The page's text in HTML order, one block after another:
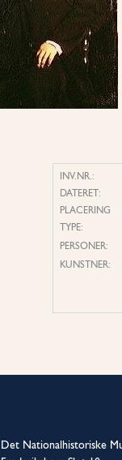
INV.NR.:
DATERET:
PLACERING
TYPE:
PERSONER:
KUNSTNER:
Det Nationalhistoriske